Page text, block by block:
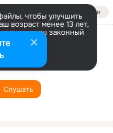
Войти
чтобы улучшить
возраст менее 13 лет,
должен ваш законный
информации
For You
Z
Слушать